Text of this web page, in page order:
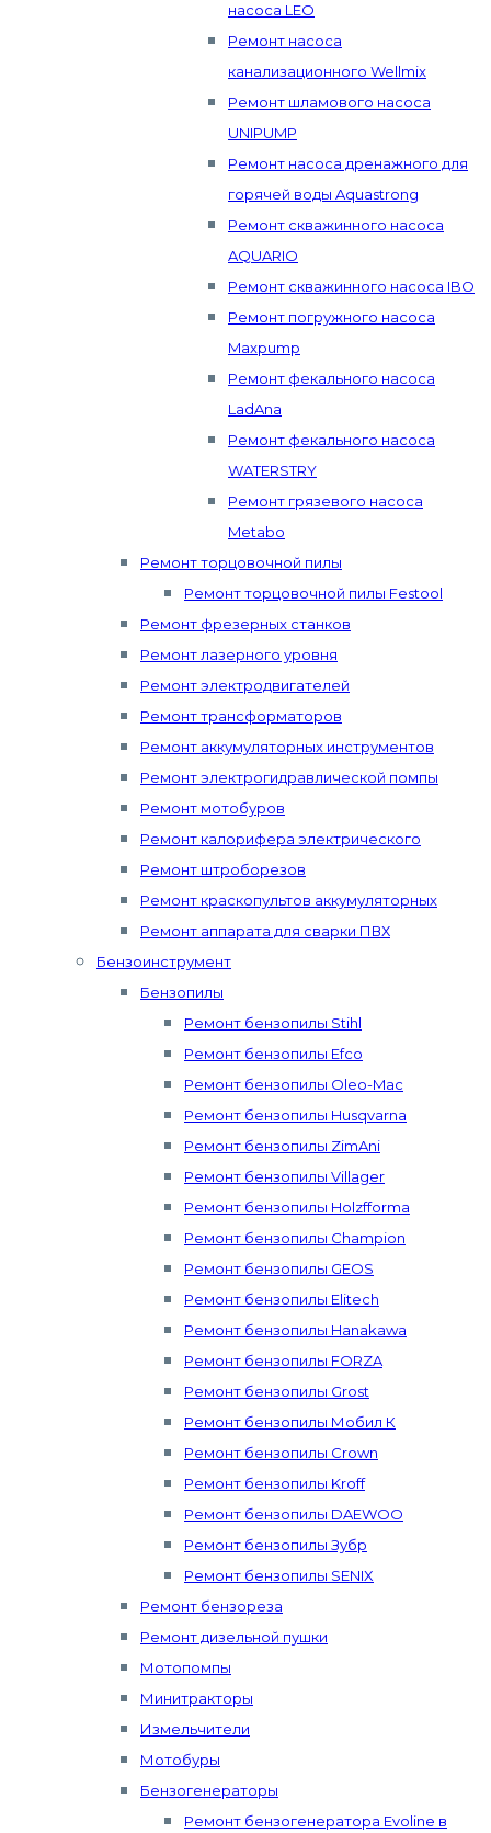
насоса LEO
Ремонт насоса
канализационного Wellmix
Ремонт шламового насоса
UNIPUMP
Ремонт насоса дренажного для
горячей воды Aquastrong
Ремонт скважинного насоса
AQUARIO
Ремонт скважинного насоса IBO
Ремонт погружного насоса
Maxpump
Ремонт фекального насоса
LadAna
Ремонт фекального насоса
WATERSTRY
Ремонт грязевого насоса
Metabo
Ремонт торцовочной пилы
Ремонт торцовочной пилы Festool
Ремонт фрезерных станков
Ремонт лазерного уровня
Ремонт электродвигателей
Ремонт трансформаторов
Ремонт аккумуляторных инструментов
Ремонт электрогидравлической помпы
Ремонт мотобуров
Ремонт калорифера электрического
Ремонт штроборезов
Ремонт краскопультов аккумуляторных
Ремонт аппарата для сварки ПВХ
Бензоинструмент
Бензопилы
Ремонт бензопилы Stihl
Ремонт бензопилы Efco
Ремонт бензопилы Oleo-Mac
Ремонт бензопилы Husqvarna
Ремонт бензопилы ZimAni
Ремонт бензопилы Villager
Ремонт бензопилы Holzfforma
Ремонт бензопилы Champion
Ремонт бензопилы GEOS
Ремонт бензопилы Elitech
Ремонт бензопилы Hanakawa
Ремонт бензопилы FORZA
Ремонт бензопилы Grost
Ремонт бензопилы Мобил К
Ремонт бензопилы Crown
Ремонт бензопилы Kroff
Ремонт бензопилы DAEWOO
Ремонт бензопилы Зубр
Ремонт бензопилы SENIX
Ремонт бензореза
Ремонт дизельной пушки
Мотопомпы
Минитракторы
Измельчители
Мотобуры
Бензогенераторы
Ремонт бензогенератора Evoline в